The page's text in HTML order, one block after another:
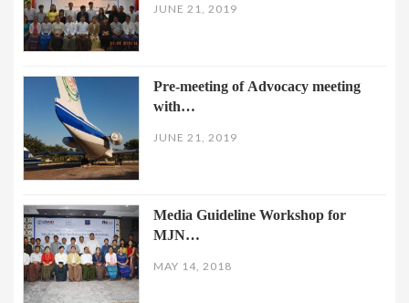
JUNE 21, 2019
Pre-meeting of Advocacy meeting
with…
JUNE 21, 2019
Media Guideline Workshop for
MJN…
MAY 14, 2018